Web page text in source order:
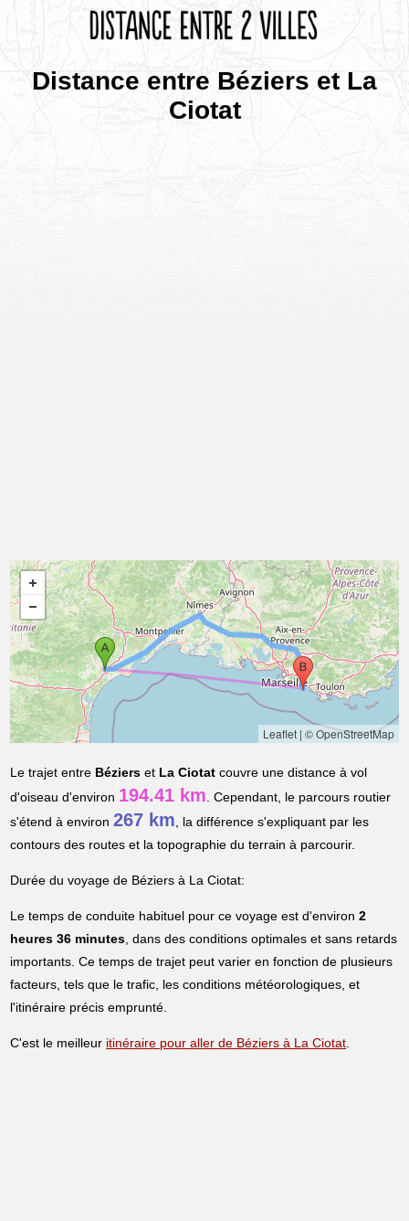
Distance entre Béziers et La
Ciotat
Leaflet| © OpenStreetMap
Le trajet entre Béziers et La Ciotat couvre une distance à vol
d'oiseau d'environ 194.41 km. Cependant, le parcours routier
s'étend à environ267 km, la différence s'expliquant par les
contours des routes et la topographie du terrain à parcourir.
Durée du voyage de Béziers à La Ciotat:
Le temps de conduite habituel pour ce voyage est d'environ2
heures 36 minutes, dans des conditions optimales et sans retards
importants. Ce temps de trajet peut varier en fonction de plusieurs
facteurs, tels que le trafic, les conditions météorologiques, et
l'itinéraire précis emprunté.
C'est le meilleur itinéraire pour aller de Béziers à La Ciotat.